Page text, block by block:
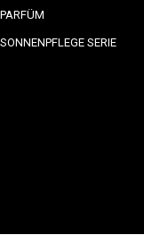
PARFÜM
SONNENPFLEGE SERIE